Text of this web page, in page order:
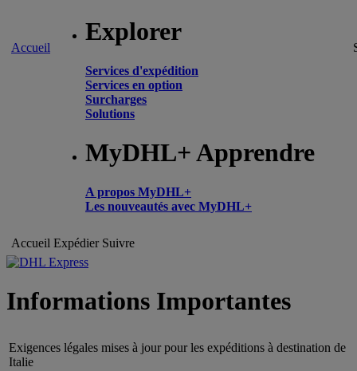
Accueil
Explorer
Services d'expédition
Services en option
Surcharges
Solutions
MyDHL+ Apprendre
A propos MyDHL+
Les nouveautés avec MyDHL+
Accueil Expédier Suivre
Informations Importantes
Exigences légales mises à jour pour les expéditions à destination de
Italie